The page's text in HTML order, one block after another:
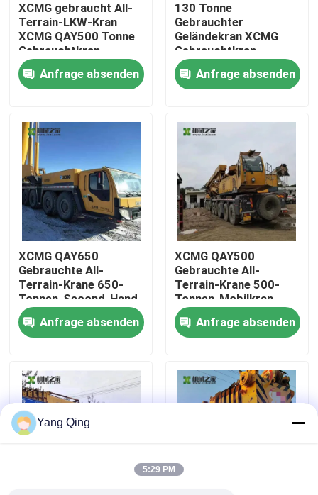
Haus
Produkte
Über uns
Fabrik-Ausflug
Qualitätskontrolle
Treten Sie mit uns in Verbindung
Benutzte LKW-Kräne
Autokrane aus zweiter Hand
XCMG gebraucht All-
Terrain-LKW-Kran
XCMG QAY500 Tonne
Gebrauchtkran
Anfrage absenden
130 Tonne
Gebrauchter
Geländekran XCMG
Gebrauchtkran
QAY130 Second Hand
CraneAnfrage absenden
XCMG QAY650
Gebrauchte All-
Terrain-Krane 650-
Tonnen-Second-Hand-
Kran
Anfrage absenden
XCMG QAY500
Gebrauchte All-
Terrain-Krane 500-
Tonnen-Mobilkran
Anfrage absenden
Yang Qing
5:29 PM